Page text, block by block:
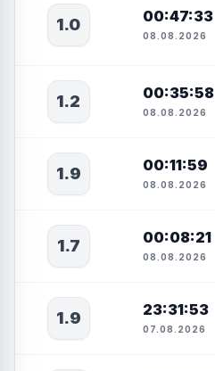
1.0 00:47:33
08.08.2026
1.2 00:35:58
08.08.2026
1.9 00:11:59
08.08.2026
1.7 00:08:21
08.08.2026
1.9 23:31:53
07.08.2026